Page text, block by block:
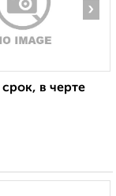
›
в черте